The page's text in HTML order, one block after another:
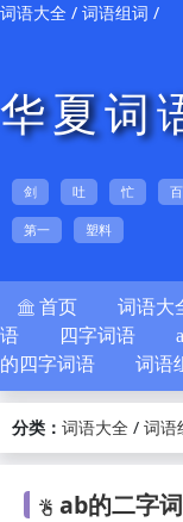
词语大全 / 词语组词 /
华夏词
剑 吐 忙
第一 塑料
 首页 词语大
语
四字词语
的四字词语
词语
分类： 词语大全 / 词语
 ab的二字